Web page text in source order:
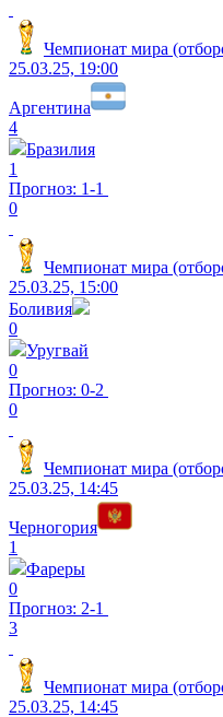
Чемпионат мира
25.03.25, 19:00
Аргентина
4
Бразилия
1
Прогноз: 1-1
0
Чемпионат мира
25.03.25, 15:00
Боливия
0
Уругвай
0
Прогноз: 0-2
0
Чемпионат мира
25.03.25, 14:45
Черногория
1
Фареры
0
Прогноз: 2-1
3
Чемпионат мира
25.03.25, 14:45